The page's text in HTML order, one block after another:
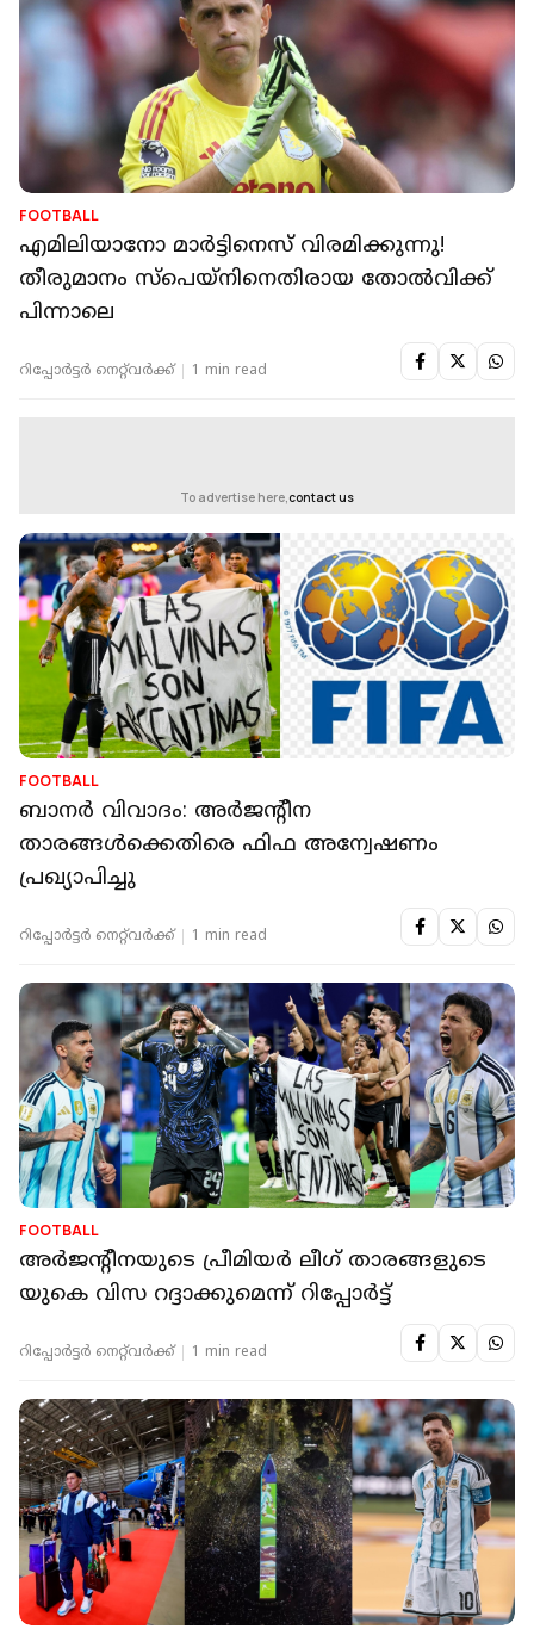
FOOTBALL
എമിലിയാനോ മാര്‍ട്ടിനെസ് വിരമിക്കുന്നു!
തീരുമാനം സ്‌പെയ്‌നിനെതിരായ തോല്‍വിക്ക്
പിന്നാലെ
റിപ്പോർട്ടർ നെറ്റ്‌വര്‍ക്ക്‌ 1 min read
To advertise here,contact us
FOOTBALL
ബാനര്‍ വിവാദം: അര്‍ജന്റീന
താരങ്ങള്‍ക്കെതിരെ ഫിഫ അന്വേഷണം
പ്രഖ്യാപിച്ചു
റിപ്പോർട്ടർ നെറ്റ്‌വര്‍ക്ക്‌ 1 min read
FOOTBALL
അര്‍ജന്റീനയുടെ പ്രീമിയര്‍ ലീഗ് താരങ്ങളുടെ
യുകെ വിസ റദ്ദാക്കുമെന്ന് റിപ്പോര്‍ട്ട്
റിപ്പോർട്ടർ നെറ്റ്‌വര്‍ക്ക്‌ 1 min read